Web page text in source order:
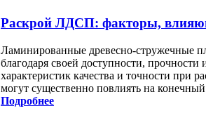
Раскрой ЛДСП: факторы,
Ламинированные древесно-стружечные
благодаря своей доступности,
характеристик качества и точности при
могут существенно повлиять на конечный
Подробнее